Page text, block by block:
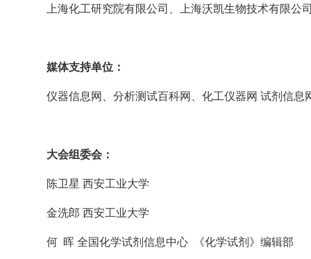
上海化工研究院有限公司、上海沃凯生物技术有限公
媒体支持单位：
仪器信息网、分析测试百科网、化工仪器网 试剂信息
大会组委会：
陈卫星 西安工业大学
金洗郎 西安工业大学
何 晖 全国化学试剂信息中心 《化学试剂》编辑部